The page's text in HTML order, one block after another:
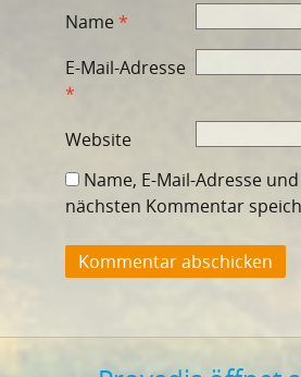
Name*
E-Mail-Adresse
*
Website
Name, E-Mail-Adresse
nächsten Kommentar